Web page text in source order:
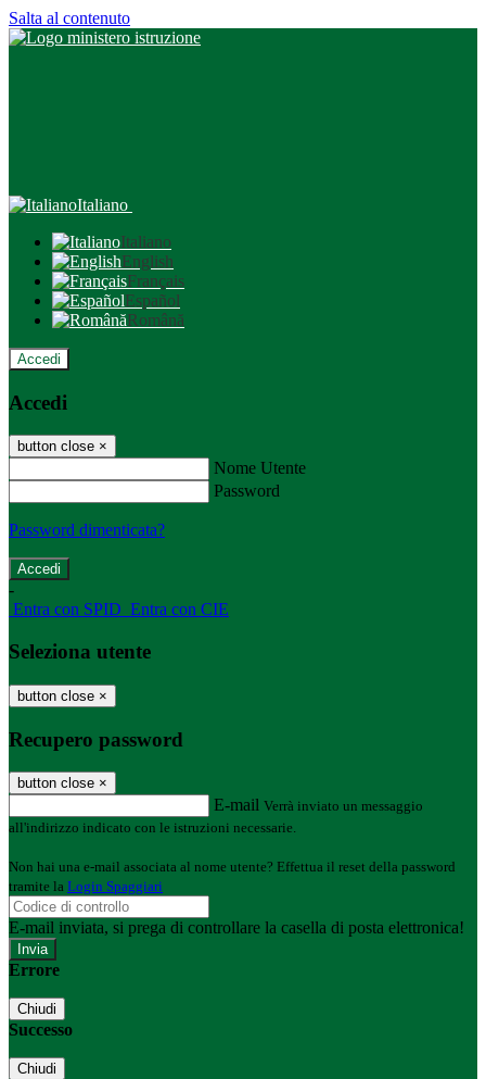
Salta al contenuto
Italiano
Italiano
English
Français
Español
Română
Accedi
Accedi
button close ×
Nome Utente
Password
Password dimenticata?
-
Entra con SPID Entra con CIE
Seleziona utente
button close ×
Recupero password
button close ×
E-mail Verrà inviato un messaggio
all'indirizzo indicato con le istruzioni necessarie.
Non hai una e-mail associata al nome utente? Effettua il reset della password
tramite la Login Spaggiari
E-mail inviata, si prega di controllare la casella di posta elettronica!
Errore
Chiudi
Successo
Chiudi